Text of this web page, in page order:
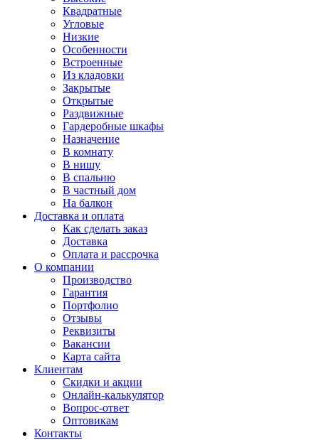
Квадратные
Угловые
Низкие
Особенности
Встроенные
Из кладовки
Закрытые
Открытые
Раздвижные
Гардеробные шкафы
Назначение
В комнату
В нишу
В спальню
В частный дом
На балкон
Доставка и оплата
Как сделать заказ
Доставка
Оплата и рассрочка
О компании
Производство
Гарантия
Портфолио
Отзывы
Реквизиты
Вакансии
Карта сайта
Клиентам
Скидки и акции
Онлайн-калькулятор
Вопрос-ответ
Оптовикам
Контакты